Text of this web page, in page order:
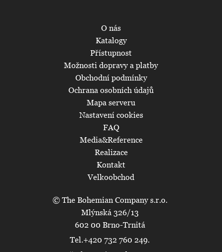
© The Bohemian Company s.r.o.
Mlýnská 326/13
602 00 Brno-Trnitá
Tel.+420 732 760 249.
O nás
Katalogy
Přístupnost
Možnosti dopravy a platby
Obchodní podmínky
Ochrana osobních údajů
Mapa serveru
Nastavení cookies
FAQ
Media&Reference
Realizace
Kontakt
Velkoobchod